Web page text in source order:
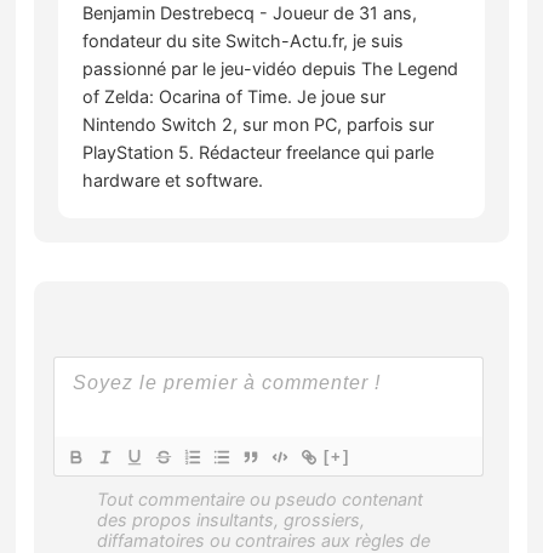
Benjamin Destrebecq - Joueur de 31 ans,
fondateur du site Switch-Actu.fr, je suis
passionné par le jeu-vidéo depuis The Legend
of Zelda: Ocarina of Time. Je joue sur
Nintendo Switch 2, sur mon PC, parfois sur
PlayStation 5. Rédacteur freelance qui parle
hardware et software.
[+]